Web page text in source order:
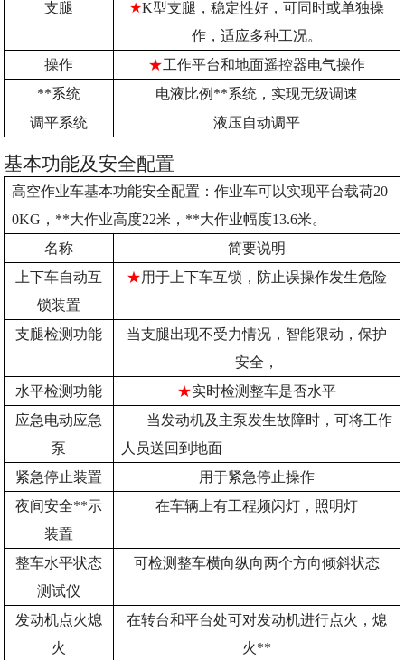
支腿
★K型支腿，稳定性好，可同时或单独操
作，适应多种工况。
操作
★工作平台和地面遥控器电气操作
**系统
电液比例**系统，实现无级调速
调平系统
液压自动调平
基本功能及安全配置
高空作业车基本功能安全配置：作业车可以实现平台载荷20
0KG，**大作业高度22米，**大作业幅度13.6米。
名称
简要说明
上下车自动互
锁装置
★用于上下车互锁，防止误操作发生危险
支腿检测功能
当支腿出现不受力情况，智能限动，保护
安全，
水平检测功能
★实时检测整车是否水平
应急电动应急
泵
当发动机及主泵发生故障时，可将工作
人员送回到地面
紧急停止装置
用于紧急停止操作
夜间安全**示
装置
在车辆上有工程频闪灯，照明灯
整车水平状态
测试仪
可检测整车横向纵向两个方向倾斜状态
发动机点火熄
火
在转台和平台处可对发动机进行点火，熄
火**